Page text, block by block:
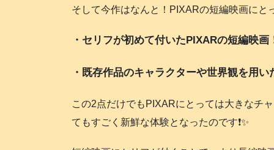
そして今作はなんと！PIXARの短編映画にと
・セリフが初めて付いたPIXARの短編映画
・既存作品のキャラクターや世界観を用
この2点だけでもPIXARにとっては大きなチ
てもすごく新鮮な体験となったのです❗️✨